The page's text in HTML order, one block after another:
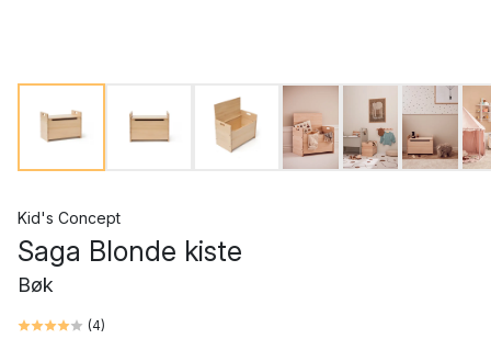
Kid's Concept
Saga Blonde kiste
Bøk
(4)